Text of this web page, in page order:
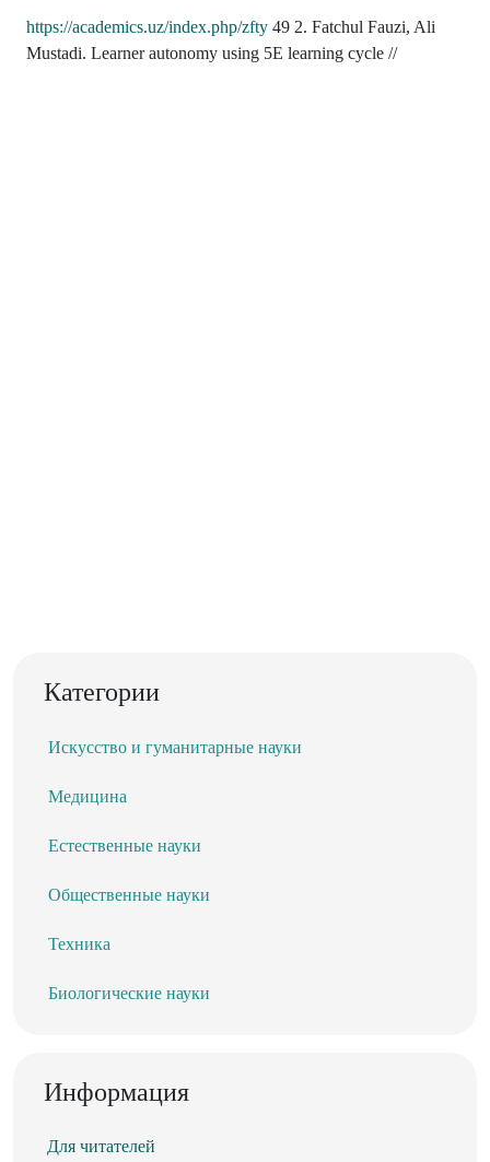
https://academics.uz/index.php/zfty 49 2. Fatchul Fauzi, Ali
Mustadi. Learner autonomy using 5E learning cycle //
Категории
Искусство и гуманитарные науки
Медицина
Естественные науки
Общественные науки
Техника
Биологические науки
Информация
Для читателей